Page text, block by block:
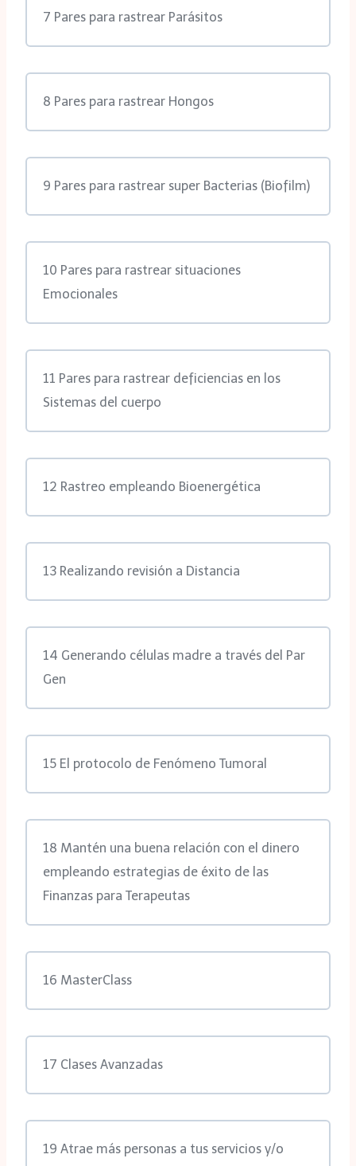
7 Pares para rastrear Parásitos
8 Pares para rastrear Hongos
9 Pares para rastrear super Bacterias (Biofilm)
10 Pares para rastrear situaciones
Emocionales
11 Pares para rastrear deficiencias en los
Sistemas del cuerpo
12 Rastreo empleando Bioenergética
13 Realizando revisión a Distancia
14 Generando células madre a través del Par
Gen
15 El protocolo de Fenómeno Tumoral
18 Mantén una buena relación con el dinero
empleando estrategias de éxito de las
Finanzas para Terapeutas
16 MasterClass
17 Clases Avanzadas
19 Atrae más personas a tus servicios y/o